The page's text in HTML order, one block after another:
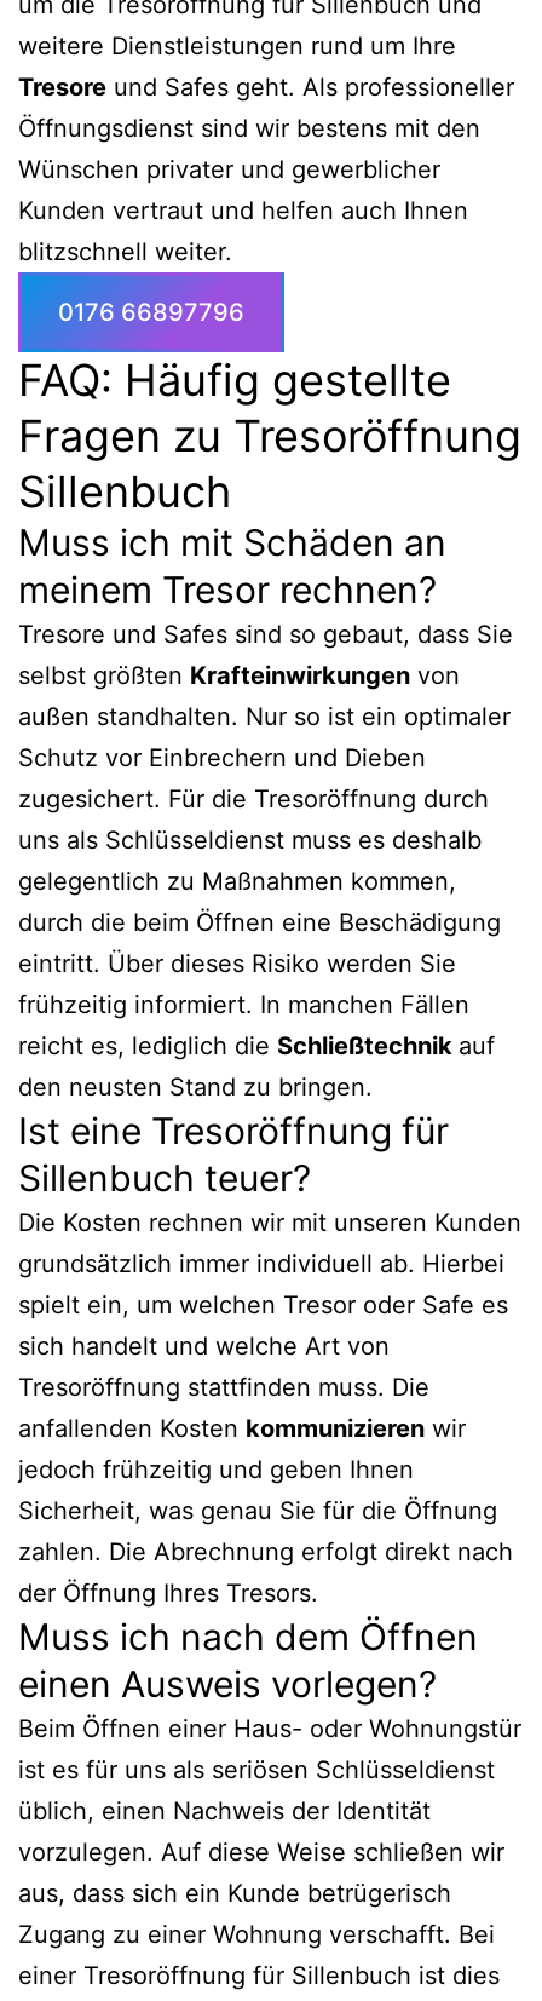
weitere Dienstleistungen rund um Ihre
Tresore und Safes geht. Als professioneller
Öffnungsdienst sind wir bestens mit den
Wünschen privater und gewerblicher
Kunden vertraut und helfen auch Ihnen
blitzschnell weiter.
0176 66897796
FAQ: Häufig gestellte
Fragen zu Tresoröffnung
Sillenbuch
Muss ich mit Schäden an
meinem Tresor rechnen?
Tresore und Safes sind so gebaut, dass Sie
selbst größten Krafteinwirkungen von
außen standhalten. Nur so ist ein optimaler
Schutz vor Einbrechern und Dieben
zugesichert. Für die Tresoröffnung durch
uns als Schlüsseldienst muss es deshalb
gelegentlich zu Maßnahmen kommen,
durch die beim Öffnen eine Beschädigung
eintritt. Über dieses Risiko werden Sie
frühzeitig informiert. In manchen Fällen
reicht es, lediglich die Schließtechnik auf
den neusten Stand zu bringen.
Ist eine Tresoröffnung für
Sillenbuch teuer?
Die Kosten rechnen wir mit unseren Kunden
grundsätzlich immer individuell ab. Hierbei
spielt ein, um welchen Tresor oder Safe es
sich handelt und welche Art von
Tresoröffnung stattfinden muss. Die
anfallenden Kosten kommunizieren wir
jedoch frühzeitig und geben Ihnen
Sicherheit, was genau Sie für die Öffnung
zahlen. Die Abrechnung erfolgt direkt nach
der Öffnung Ihres Tresors.
Muss ich nach dem Öffnen
einen Ausweis vorlegen?
Beim Öffnen einer Haus- oder Wohnungstür
ist es für uns als seriösen Schlüsseldienst
üblich, einen Nachweis der Identität
vorzulegen. Auf diese Weise schließen wir
aus, dass sich ein Kunde betrügerisch
Zugang zu einer Wohnung verschafft. Bei
einer Tresoröffnung für Sillenbuch ist dies